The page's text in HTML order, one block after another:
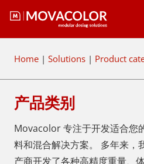
Home | Solutions | Product
产品类别
Movacolor 专注于开发适合您
料和混合解决方案。 多年来，
产商开发了各种高精度重量、